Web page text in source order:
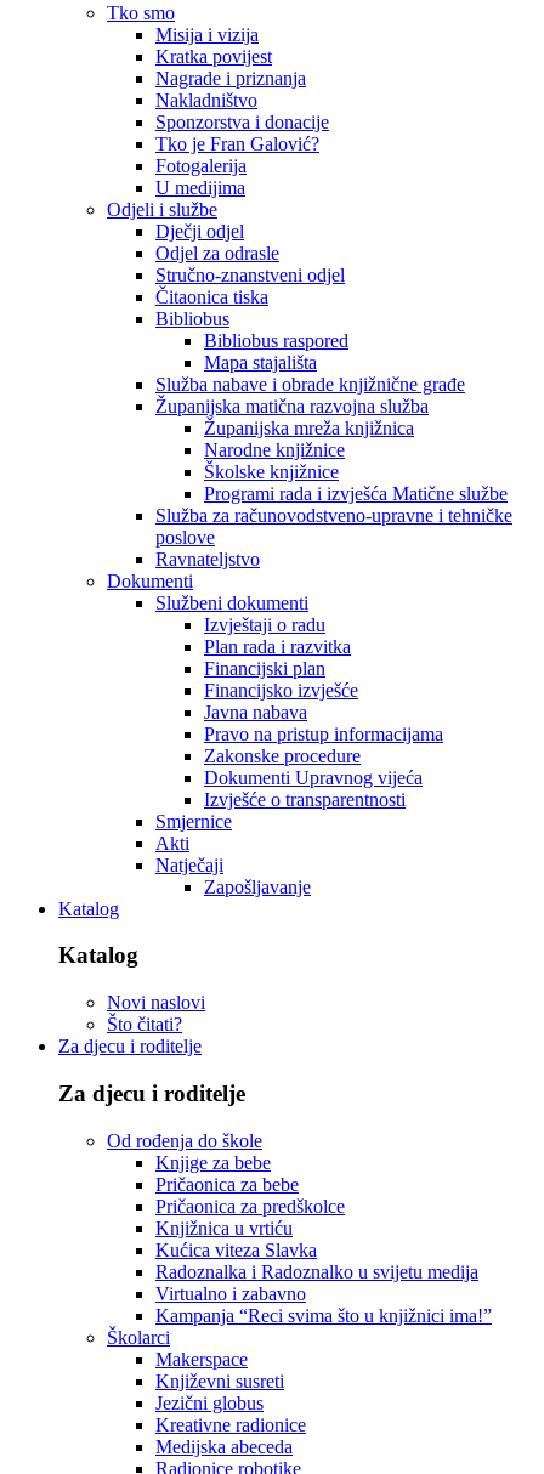
Tko smo
Misija i vizija
Kratka povijest
Nagrade i priznanja
Nakladništvo
Sponzorstva i donacije
Tko je Fran Galović?
Fotogalerija
U medijima
Odjeli i službe
Dječji odjel
Odjel za odrasle
Stručno-znanstveni odjel
Čitaonica tiska
Bibliobus
Bibliobus raspored
Mapa stajališta
Služba nabave i obrade knjižnične građe
Županijska matična razvojna služba
Županijska mreža knjižnica
Narodne knjižnice
Školske knjižnice
Programi rada i izvješća Matične službe
Služba za računovodstveno-upravne i tehničke
poslove
Ravnateljstvo
Dokumenti
Službeni dokumenti
Izvještaji o radu
Plan rada i razvitka
Financijski plan
Financijsko izvješće
Javna nabava
Pravo na pristup informacijama
Zakonske procedure
Dokumenti Upravnog vijeća
Izvješće o transparentnosti
Smjernice
Akti
Natječaji
Zapošljavanje
Katalog
Katalog
Novi naslovi
Što čitati?
Za djecu i roditelje
Za djecu i roditelje
Od rođenja do škole
Knjige za bebe
Pričaonica za bebe
Pričaonica za predškolce
Knjižnica u vrtiću
Kućica viteza Slavka
Radoznalka i Radoznalko u svijetu medija
Virtualno i zabavno
Kampanja “Reci svima što u knjižnici ima!”
Školarci
Makerspace
Književni susreti
Jezični globus
Kreativne radionice
Medijska abeceda
Radionice robotike